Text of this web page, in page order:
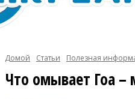
Домой Статьи Полезная
Что омывает Гоа –